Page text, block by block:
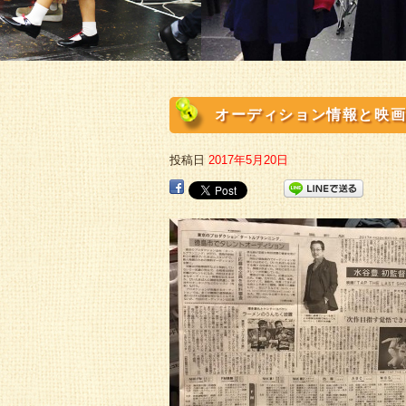
オーディション情報と映
投稿日 2017年5月20日